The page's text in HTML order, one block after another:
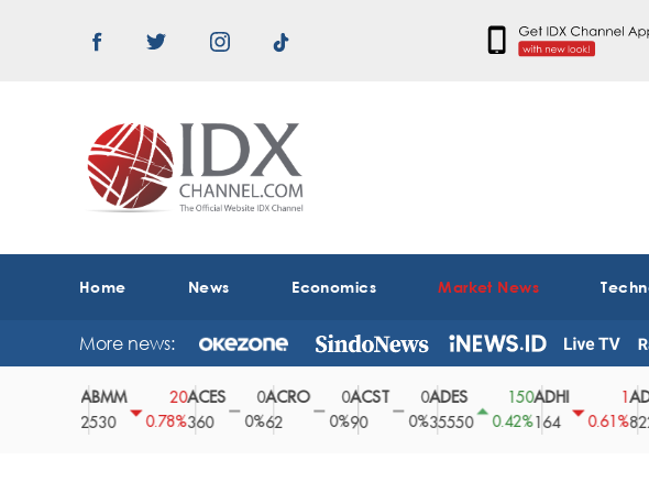
Home News Economics Market News
More news:
ABMM
20
0.78%
ACES
360
0
0%
ACRO
0ACST
0
0%
ADES
35550
150
0.42%
ADHI
164
0.61%
ADMF
8225